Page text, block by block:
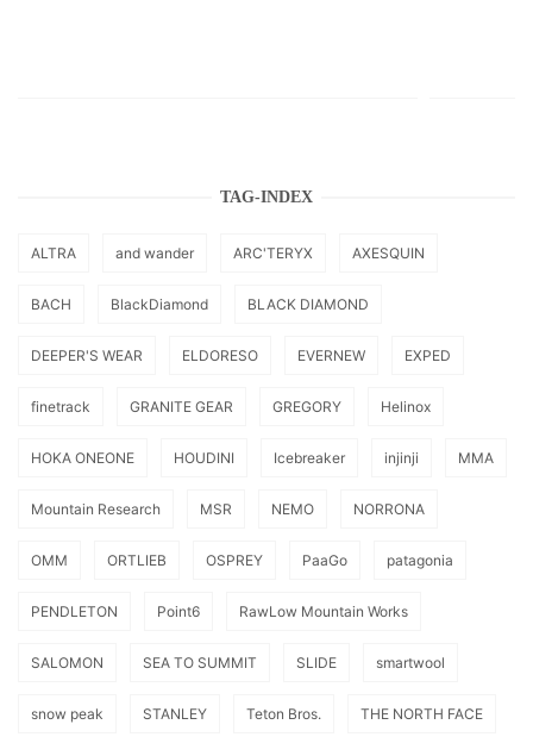
TAG-INDEX
ALTRA and wander ARC'TERYX AXESQUIN
BACH BlackDiamond BLACK DIAMOND
DEEPER'S WEAR ELDORESO EVERNEW EXPED
finetrack GRANITE GEAR GREGORY Helinox
HOKA ONEONE HOUDINI Icebreaker injinji MMA
Mountain Research MSR NEMO NORRONA
OMM ORTLIEB OSPREY PaaGo patagonia
PENDLETON Point6 RawLow Mountain Works
SALOMON SEA TO SUMMIT SLIDE smartwool
snow peak STANLEY Teton Bros. THE NORTH FACE